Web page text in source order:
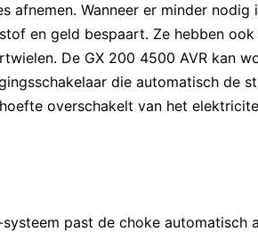
afnemen. Wanneer er minder nodig
en geld bespaart. Ze hebben ook
De GX 200 4500 AVR kan
die automatisch de
overschakelt van het
past de choke automatisch